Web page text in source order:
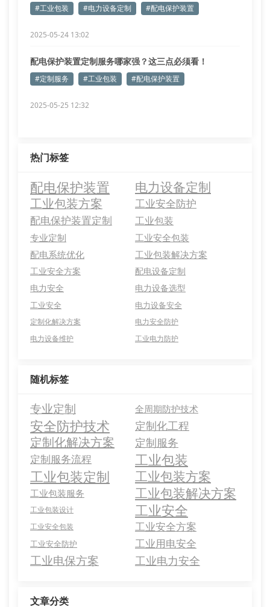
#工业包装 #电力设备定制 #配电保护装置
2025-05-24 13:02
配电保护装置定制服务哪家强？这三点必须看！
#定制服务 #工业包装 #配电保护装置
2025-05-25 12:32
热门标签
配电保护装置 电力设备定制
工业包装方案
工业安全防护
配电保护装置定制
工业包装
专业定制
工业安全包装
配电系统优化
工业包装解决方案
工业安全方案
配电设备定制
电力安全
电力设备选型
工业安全 电力设备安全
定制化解决方案
电力安全防护
电力设备维护
工业电力防护
随机标签
专业定制 全周期防护技术
安全防护技术 定制化工程
定制化解决方案 定制服务
定制服务流程
工业包装
工业包装定制
工业包装方案
工业包装服务 工业包装解决方案
工业包装设计 工业安全
工业安全包装 工业安全方案
工业安全防护 工业用电安全
工业电保方案 工业电力安全
文章分类